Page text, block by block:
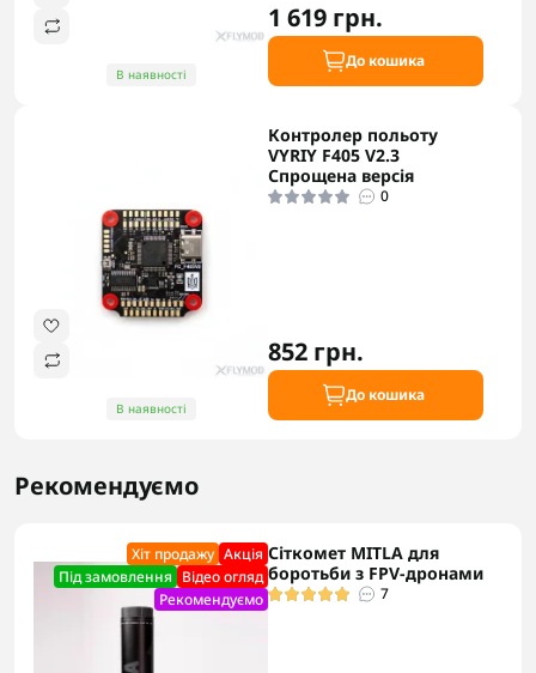
В наявності
1 619 грн.
До кошика
В наявності
Контролер польоту
VYRIY F405 V2.3
Спрощена версія
0
852 грн.
До кошика
Рекомендуємо
Хіт продажу Акцiя
Під замовлення Відео огляд
Рекомендуємо
Сіткомет MITLA для
боротьби з FPV-дронами
7